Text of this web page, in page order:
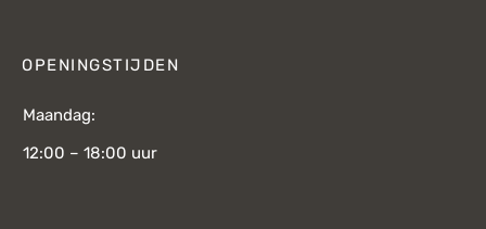
OPENINGSTIJDEN
Maandag:
12:00 – 18:00 uur